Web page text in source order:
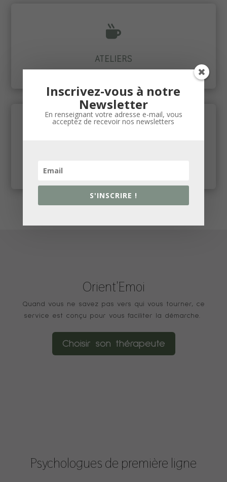

ATELIERS
Orient'Emoi
Quand vous ne savez pas vers qui vous tourner, ce
service est conçu pour vous faciliter la démarche.
Choisir son thérapeute
Psychologues de première ligne
Inscrivez-vous à notre
Newsletter
En renseignant votre adresse e-mail, vous
acceptez de recevoir nos newsletters
S'INSCRIRE !